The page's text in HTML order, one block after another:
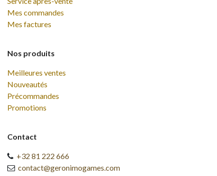
Mes commandes
Mes factures
Nos produits
Meilleures ventes
Nouveautés
Précommandes
Promotions
Contact
+32 81 222 666
contact@geronimogames.com